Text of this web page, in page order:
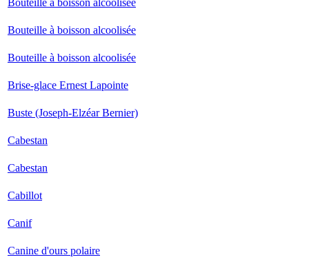
Bouteille à boisson alcoolisée
Bouteille à boisson alcoolisée
Bouteille à boisson alcoolisée
Brise-glace Ernest Lapointe
Buste (Joseph-Elzéar Bernier)
Cabestan
Cabestan
Cabillot
Canif
Canine d'ours polaire